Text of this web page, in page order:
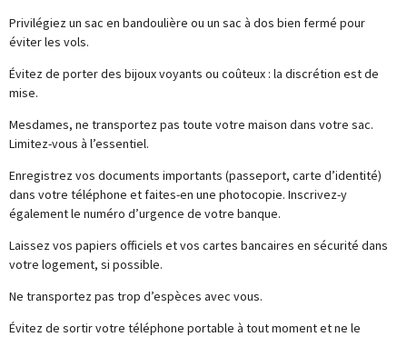
Privilégiez un sac en bandoulière ou un sac à dos bien fermé pour
éviter les vols.
Évitez de porter des bijoux voyants ou coûteux : la discrétion est de
mise.
Mesdames, ne transportez pas toute votre maison dans votre sac.
Limitez-vous à l’essentiel.
Enregistrez vos documents importants (passeport, carte d’identité)
dans votre téléphone et faites-en une photocopie. Inscrivez-y
également le numéro d’urgence de votre banque.
Laissez vos papiers officiels et vos cartes bancaires en sécurité dans
votre logement, si possible.
Ne transportez pas trop d’espèces avec vous.
Évitez de sortir votre téléphone portable à tout moment et ne le